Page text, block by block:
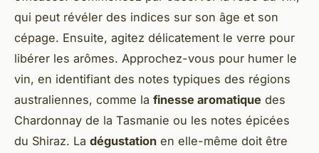
qui peut révéler des indices sur son âge et son
cépage. Ensuite, agitez délicatement le verre pour
libérer les arômes. Approchez-vous pour humer le
vin, en identifiant des notes typiques des régions
australiennes, comme la finesse aromatique des
Chardonnay de la Tasmanie ou les notes épicées
du Shiraz. La dégustation en elle-même doit être